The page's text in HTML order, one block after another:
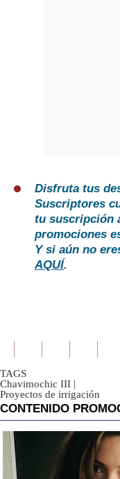
Disfruta tus
Suscriptores
tu suscripción
promociones
Y si aún no
AQUÍ.
TAGS
Chavimochic III |
Proyectos de irrigación